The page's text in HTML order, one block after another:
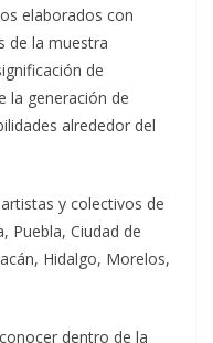
elaborados con
de la muestra
de
la generación de
alrededor del
y colectivos de
Puebla, Ciudad de
Hidalgo, Morelos,
dentro de la